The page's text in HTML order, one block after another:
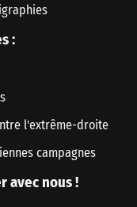
:
l'extrême-droite
campagnes
avec nous !